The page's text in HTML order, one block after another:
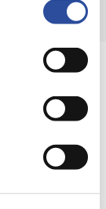
je keuze op